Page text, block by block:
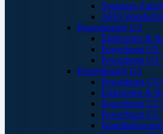
Sonstiges
AED
Powerheart® G3
Elektroden &
Powerheart G5
Powerheart G3
Powerheart® G5
Powerheart G5
Elektroden &
Powerheart G5
Powerheart G5